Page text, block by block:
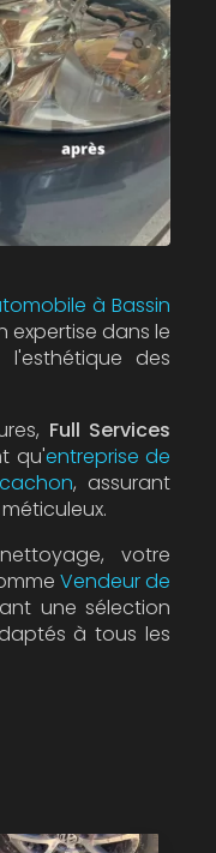
à Bassin
expertise dans le
des
Full Services
qu'entreprise de
, assurant
votre
Vendeur de
une sélection
à tous les